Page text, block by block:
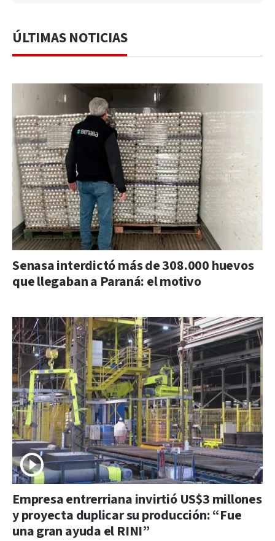
ÚLTIMAS NOTICIAS
Senasa interdictó más de 308.000 huevos
que llegaban a Paraná: el motivo
Empresa entrerriana invirtió US$3 millones
y proyecta duplicar su producción: “Fue
una gran ayuda el RINI”